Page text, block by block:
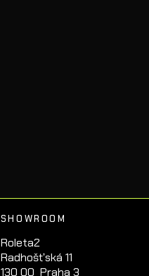
SHOWROOM
Roleta2
Radhošťská 11
130 00 Praha 3